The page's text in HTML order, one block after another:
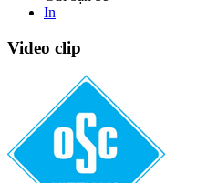
In
Video clip